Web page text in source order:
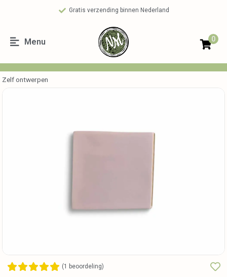
Gratis verzending binnen Nederland
Menu 0
Zelf ontwerpen
(1 beoordeling)